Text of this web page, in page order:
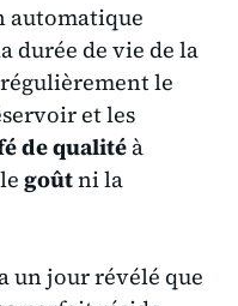
automatique
durée de vie de la
le
et les
de qualité à
goûtni la
un jour révélé que